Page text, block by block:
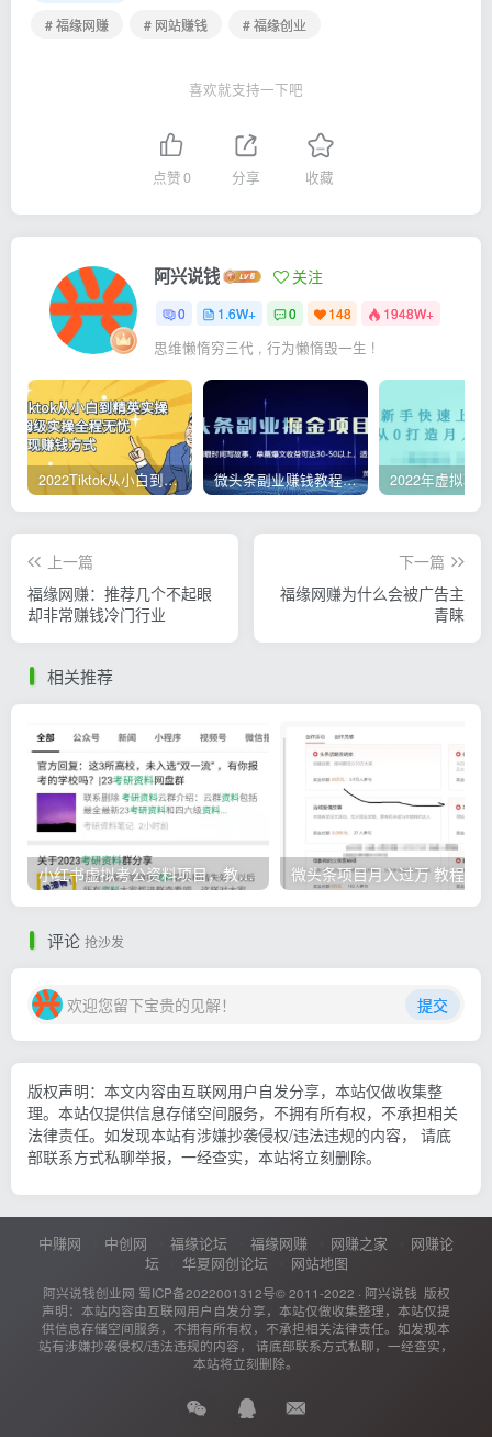
# 福缘网赚
# 网站赚钱 # 福缘创业
喜欢就支持一下吧
点赞0 分享 收藏
阿兴说钱 关注
0 1.6W+ 0 148 1948W+
思维懒惰穷三代 , 行为懒惰毁一生 !
2022Tiktok从小白到精英实操，0-1保姆级实操全程无忧，多种变现赚钱方式 微头条副业赚钱教程，项目单号单天做到50-100+收益
上一篇
福缘网赚：推荐几个不起眼
却非常赚钱冷门行业
下一篇
福缘网赚为什么会被广告主
青睐
相关推荐
小红书虚拟考公资料项目，教资项目轻松月入过万的核心玩法
评论 抢沙发
欢迎您留下宝贵的见解！ 提交
版权声明：本文内容由互联网用户自发分享，本站仅做收集整
理。本站仅提供信息存储空间服务，不拥有所有权，不承担相关
法律责任。如发现本站有涉嫌抄袭侵权/违法违规的内容， 请底
部联系方式私聊举报，一经查实，本站将立刻删除。
中赚网 中创网 福缘论坛 福缘网赚 网赚之家
网赚论
坛
华夏网创论坛 网站地图
阿兴说钱创业网 蜀ICP备2022001312号© 2011-2022 · 阿兴说钱 版权
声明：本站内容由互联网用户自发分享，本站仅做收集整理，本站仅提
供信息存储空间服务，不拥有所有权，不承担相关法律责任。如发现本
站有涉嫌抄袭侵权/违法违规的内容， 请底部联系方式私聊，一经查实，
本站将立刻删除。